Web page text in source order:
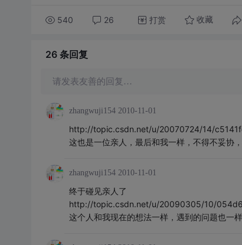
540 26 打赏 收藏
26 条回复
请发表友善的回复…
zhangwuji154 2010-11-01
http://topic.csdn.net/u/20070724/14/
这也是一位亲人，最后和我一样，不得不妥协
zhangwuji154 2010-11-01
终于碰见亲人了
http://topic.csdn.net/u/20090305/10/
这个人和我现在的想法一样，遇到的问题也一样